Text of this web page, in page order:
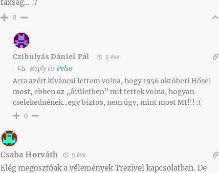
faxság… :/
0
Czibulyás Dániel Pál 5 éve
Reply to Pelso
Arra azért kíváncsi lettem volna, hogy 1956 októberi Hősei
most, ebben az „őrületben” mit tettek volna, hogyan
cselekednének…egy biztos, nem úgy, mint most MI!!! :(
0
Csaba Horváth 5 éve
Elég megosztóak a vélemények Trezivel kapcsolatban. De